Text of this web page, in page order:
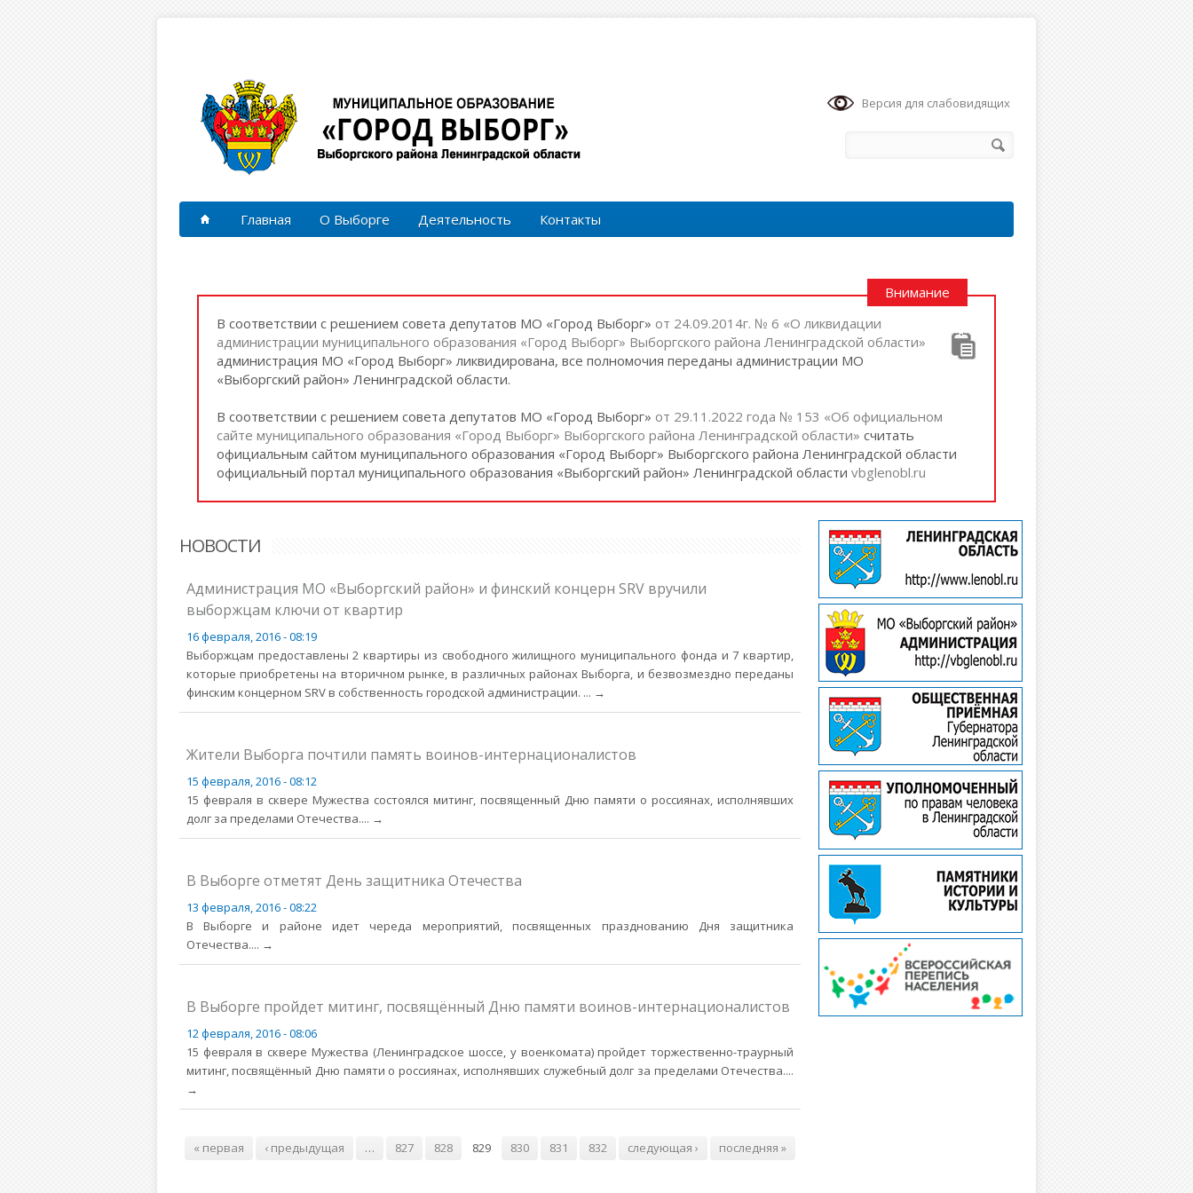
Версия для слабовидящих
Главная О Выборге Деятельность Контакты
Внимание
В соответствии с решением совета депутатов МО «Город Выборг» от 24.09.2014г. № 6 «О ликвидации
администрации муниципального образования «Город Выборг» Выборгского района Ленинградской области»
администрация МО «Город Выборг» ликвидирована, все полномочия переданы администрации МО
«Выборгский район» Ленинградской области.
В соответствии с решением совета депутатов МО «Город Выборг» от 29.11.2022 года № 153 «Об официальном
сайте муниципального образования «Город Выборг» Выборгского района Ленинградской области» cчитать
официальным сайтом муниципального образования «Город Выборг» Выборгского района Ленинградской области
официальный портал муниципального образования «Выборгский район» Ленинградской области vbglenobl.ru
НОВОСТИ
Администрация МО «Выборгский район» и финский концерн SRV вручили
выборжцам ключи от квартир
16 февраля, 2016 - 08:19
Выборжцам предоставлены 2 квартиры из свободного жилищного муниципального фонда и 7 квартир,
которые приобретены на вторичном рынке, в различных районах Выборга, и безвозмездно переданы
финским концерном SRV в собственность городской администрации. ... →
Жители Выборга почтили память воинов-интернационалистов
15 февраля, 2016 - 08:12
15 февраля в сквере Мужества состоялся митинг, посвященный Дню памяти о россиянах, исполнявших
долг за пределами Отечества.... →
В Выборге отметят День защитника Отечества
13 февраля, 2016 - 08:22
В Выборге и районе идет череда мероприятий, посвященных празднованию Дня защитника
Отечества.... →
В Выборге пройдет митинг, посвящённый Дню памяти воинов-интернационалистов
12 февраля, 2016 - 08:06
15 февраля в сквере Мужества (Ленинградское шоссе, у военкомата) пройдет торжественно-траурный
митинг, посвящённый Дню памяти о россиянах, исполнявших служебный долг за пределами Отечества....
→
Страницы
« первая ‹ предыдущая … 827 828 829 830 831 832 следующая › последняя »